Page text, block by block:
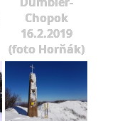
Chopok
16.2.2019
(foto Horňák)